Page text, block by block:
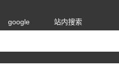
google 站内搜索